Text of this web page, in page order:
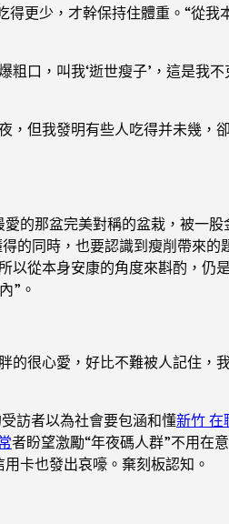
更少，才幹保持住體重。“從我
口，叫我‘逝世瘦子’，這是我
，但我發明有些人吃得并未幾，
的那盆完美對稱的盆栽，被一
的同時，也要認識到瘦削帶來的
以從本身安康的角度來斟酌，仍
”。
很心愛，好比不難被人記住，
訪者以為社會要包涵和懂新竹 在
者盼望激勵“年夜碼人群”不用在
卡也發出哀嚎。棄刻板認知。